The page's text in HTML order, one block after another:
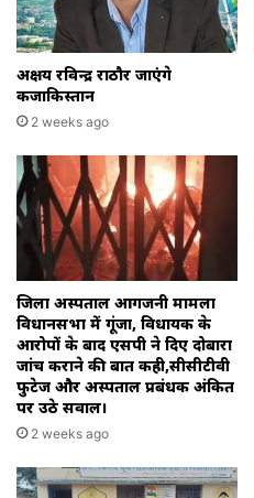
अक्षय रविन्द्र राठौर जाएंगे
कजाकिस्तान
2 weeks ago
जिला अस्पताल आगजनी मामला
विधानसभा में गूंजा, विधायक के
आरोपों के बाद एसपी ने दिए दोबारा
जांच कराने की बात कही,सीसीटीवी
फुटेज और अस्पताल प्रबंधक अंकित
पर उठे सवाल।
2 weeks ago